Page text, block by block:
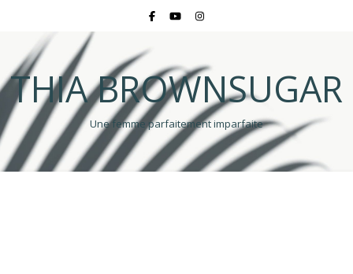
THIA BROWNSUGAR
Une femme parfaitement imparfaite